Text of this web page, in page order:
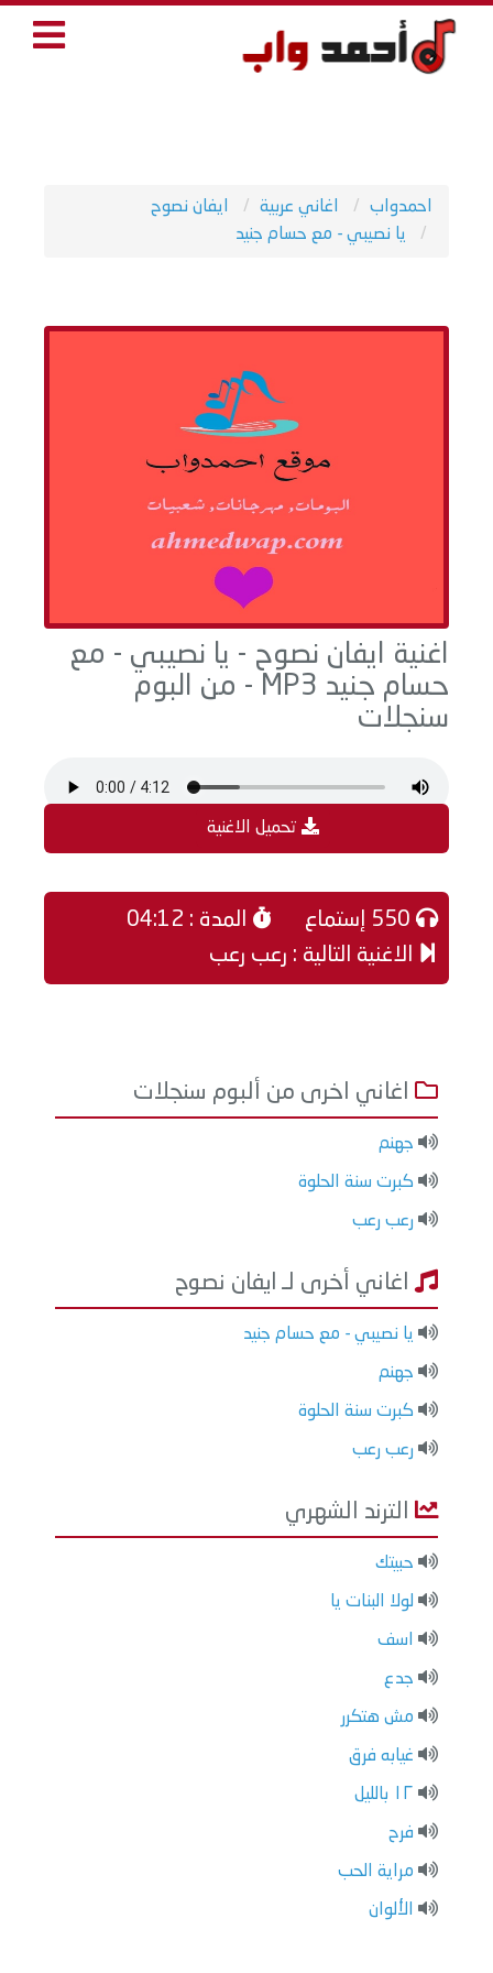
احمدواب اغاني عربية
ايفان نصوح
يا نصيبي - مع حسام جنيد
اغنية ايفان نصوح - يا نصيبي - مع
حسام جنيد MP3 - من البوم
سنجلات
تحميل الاغنية
المدة : 04:12
الاغنية التالية : رعب رعب
اغاني اخرى من ألبوم سنجلات
جهنم
كبرت سنة الحلوة
رعب رعب
اغاني أخرى لـ ايفان نصوح
يا نصيبي - مع حسام جنيد
جهنم
كبرت سنة الحلوة
رعب رعب
الترند الشهري
حبيتك
لولا البنات يا
اسف
جدع
مش هتكرر
غيابه فرق
١٢ بالليل
فرح
مراية الحب
الألوان